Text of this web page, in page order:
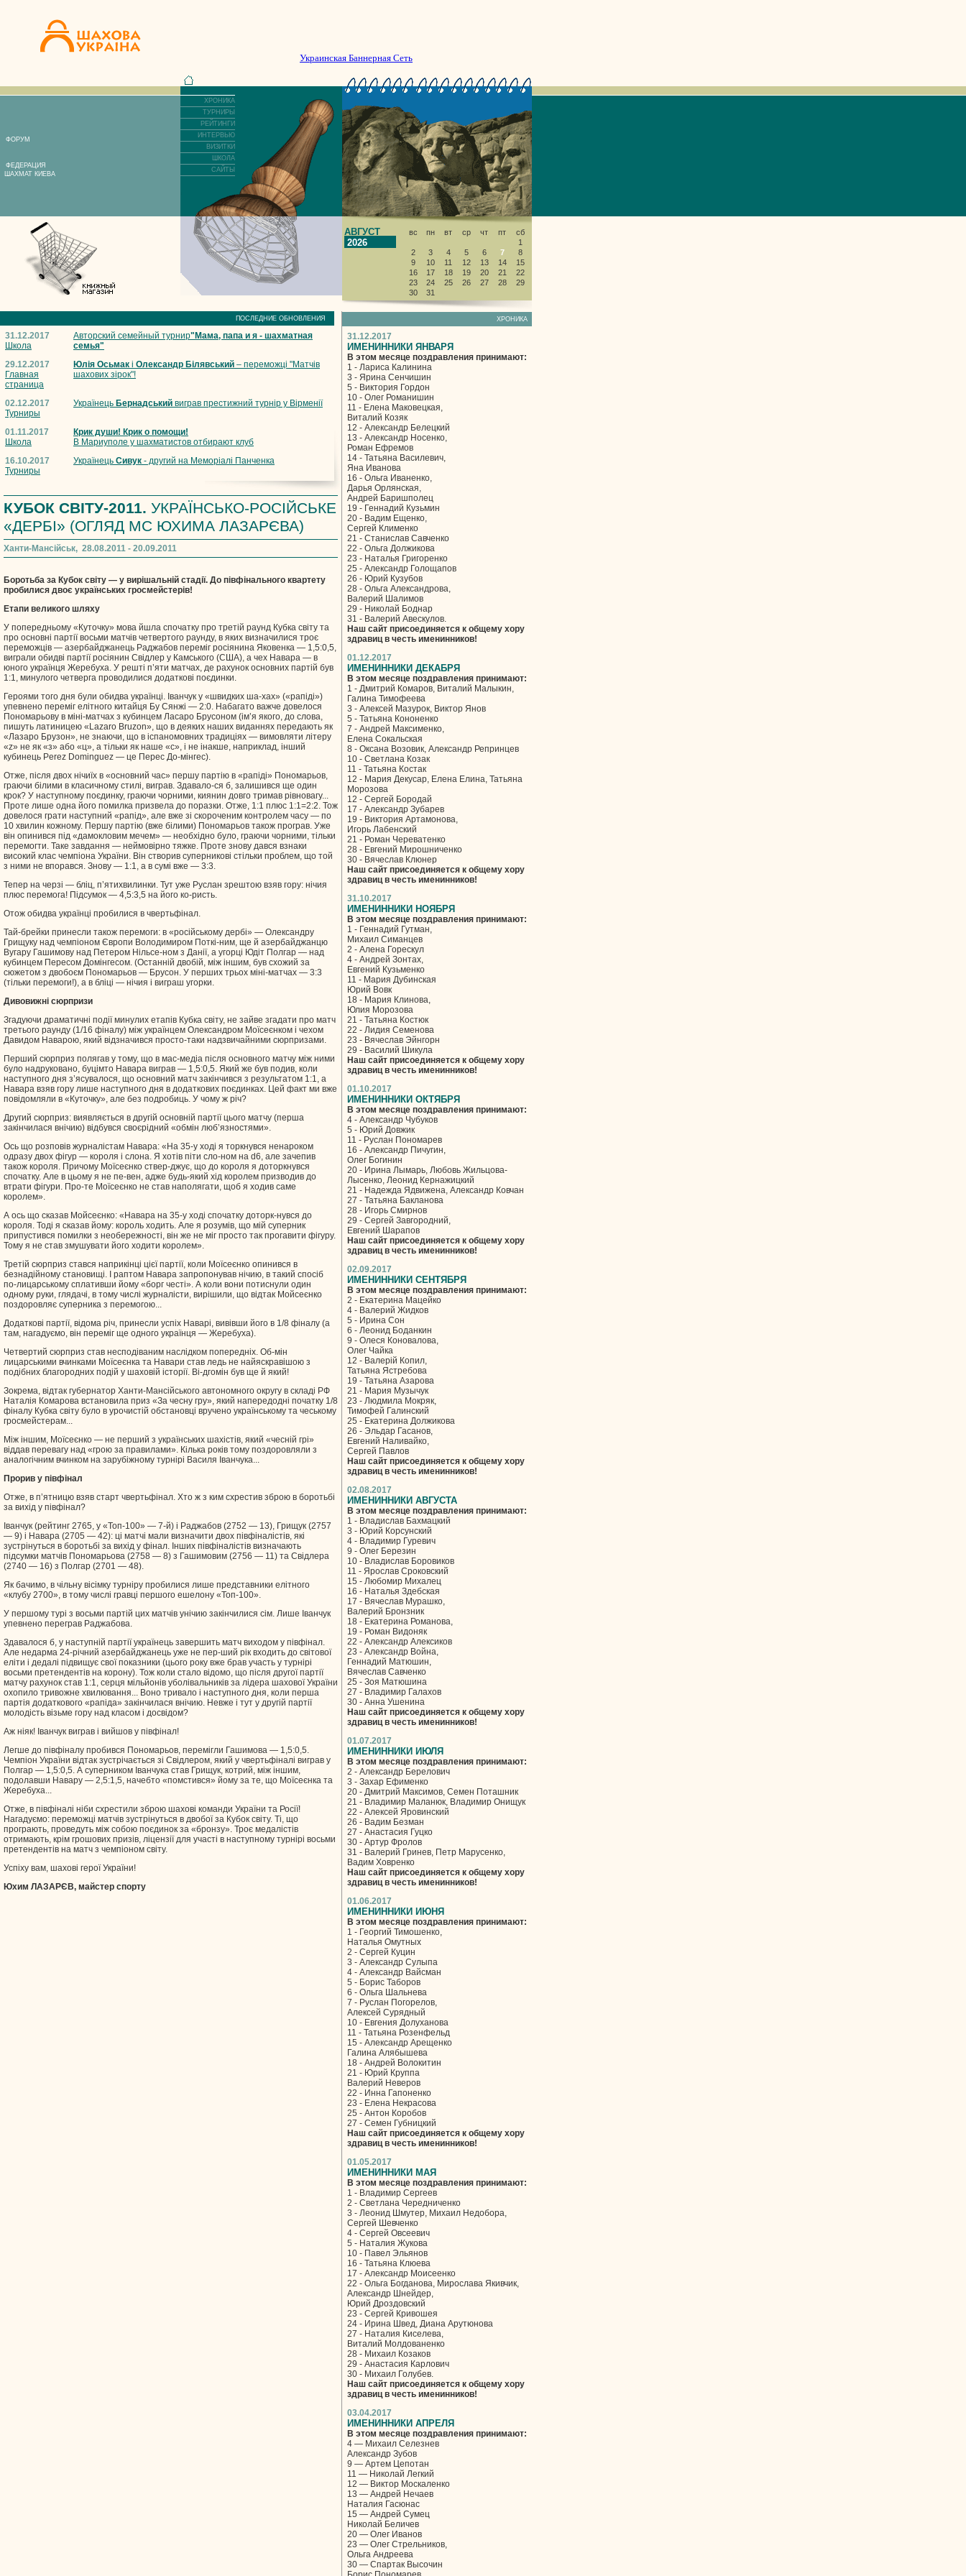
Украинская Баннерная Сеть
ФОРУМ
ФЕДЕРАЦИЯ
ШАХМАТ КИЕВА
ХРОНИКА
ТУРНИРЫ
РЕЙТИНГИ
ИНТЕРВЬЮ
ВИЗИТКИ
ШКОЛА
САЙТЫ
АВГУСТ
2026
вс пн вт ср чт пт
сб
1
2
3 4 5 6 7
8
9
10 11 12 13 14
15
16
17 18 19 20 21
22
23
24 25 26 27 28
29
30
31
ПОСЛЕДНИЕ ОБНОВЛЕНИЯ
31.12.2017
Школа
Авторский семейный турнир"Мама, папа и я - шахматная
семья"
29.12.2017
Главная
страница
Юлія Осьмак і Олександр Білявський – переможці "Матчів
шахових зірок"!
02.12.2017
Турниры
Українець Бернадський виграв престижний турнір у Вірменії
01.11.2017
Школа
Крик души! Крик о помощи!
В Мариуполе у шахматистов отбирают клуб
16.10.2017
Турниры
Українець Сивук - другий на Меморіалі Панченка
КУБОК СВІТУ-2011. УКРАЇНСЬКО-РОСІЙСЬКЕ
«ДЕРБІ» (ОГЛЯД МС ЮХИМА ЛАЗАРЄВА)
Ханти-Мансійськ, 28.08.2011 - 20.09.2011
Боротьба за Кубок світу — у вирішальній стадії. До півфінального квартету
пробилися двоє українських гросмейстерів!
Етапи великого шляху
У попередньому «Куточку» мова йшла спочатку про третій раунд Кубка світу та
про основні партії восьми матчів четвертого раунду, в яких визначилися троє
переможців — азербайджанець Раджабов переміг росіянина Яковенка — 1,5:0,5,
виграли обидві партії росіянин Свідлер у Камського (США), а чех Навара — в
юного українця Жеребуха. У решті п’яти матчах, де рахунок основних партій був
1:1, минулого четверга проводилися додаткові поєдинки.
Героями того дня були обидва українці. Іванчук у «швидких ша-хах» («рапіді»)
упевнено переміг елітного китайця Бу Сянжі — 2:0. Набагато важче довелося
Пономарьову в міні-матчах з кубинцем Ласаро Брусоном (ім’я якого, до слова,
пишуть латиницею «Lazaro Bruzon», що в деяких наших виданнях передають як
«Лазаро Брузон», не знаючи, що в іспаномовних традиціях — вимовляти літеру
«z» не як «з» або «ц», а тільки як наше «с», і не інакше, наприклад, інший
кубинець Perez Dominguez — це Перес До-мінгес).
Отже, після двох нічиїх в «основний час» першу партію в «рапіді» Пономарьов,
граючи білими в класичному стилі, виграв. Здавало-ся б, залишився ще один
крок? У наступному поєдинку, граючи чорними, киянин довго тримав рівновагу...
Проте лише одна його помилка призвела до поразки. Отже, 1:1 плюс 1:1=2:2. Тож
довелося грати наступний «рапід», але вже зі скороченим контролем часу — по
10 хвилин кожному. Першу партію (вже білими) Пономарьов також програв. Уже
він опинився під «дамокловим мечем» — необхідно було, граючи чорними, тільки
перемогти. Таке завдання — неймовірно тяжке. Проте знову дався взнаки
високий клас чемпіона України. Він створив суперникові стільки проблем, що той
з ними не впорався. Знову — 1:1, а в сумі вже — 3:3.
Тепер на черзі — бліц, п’ятихвилинки. Тут уже Руслан зрештою взяв гору: нічия
плюс перемога! Підсумок — 4,5:3,5 на його ко-ристь.
Отож обидва українці пробилися в чвертьфінал.
Тай-брейки принесли також перемоги: в «російському дербі» — Олександру
Грищуку над чемпіоном Європи Володимиром Поткі-ним, ще й азербайджанцю
Вугару Гашимову над Петером Нільсе-ном з Данії, а угорці Юдіт Полгар — над
кубинцем Пересом Домінгесом. (Останній двобій, між іншим, був схожий за
сюжетом з двобоєм Пономарьов — Брусон. У перших трьох міні-матчах — 3:3
(тільки перемоги!), а в бліці — нічия і виграш угорки.
Дивовижні сюрпризи
Згадуючи драматичні події минулих етапів Кубка світу, не зайве згадати про матч
третього раунду (1/16 фіналу) між українцем Олександром Моїсеєнком і чехом
Давидом Наварою, який відзначився просто-таки надзвичайними сюрпризами.
Перший сюрприз полягав у тому, що в мас-медіа після основного матчу між ними
було надруковано, буцімто Навара виграв — 1,5:0,5. Який же був подив, коли
наступного дня з’ясувалося, що основний матч закінчився з результатом 1:1, а
Навара взяв гору лише наступного дня в додаткових поєдинках. Цей факт ми вже
повідомляли в «Куточку», але без подробиць. У чому ж річ?
Другий сюрприз: виявляється в другій основній партії цього матчу (перша
закінчилася внічию) відбувся своєрідний «обмін люб’язностями».
Ось що розповів журналістам Навара: «На 35-у ході я торкнувся ненароком
одразу двох фігур — короля і слона. Я хотів піти сло-ном на d6, але зачепив
також короля. Причому Моїсеєнко ствер-джує, що до короля я доторкнувся
спочатку. Але в цьому я не пе-вен, адже будь-який хід королем призводив до
втрати фігури. Про-те Моїсеєнко не став наполягати, щоб я ходив саме
королем».
А ось що сказав Мойсеєнко: «Навара на 35-у ході спочатку доторк-нувся до
короля. Тоді я сказав йому: король ходить. Але я розумів, що мій суперник
припустився помилки з необережності, він же не міг просто так прогавити фігуру.
Тому я не став змушувати його ходити королем».
Третій сюрприз стався наприкінці цієї партії, коли Моїсеєнко опинився в
безнадійному становищі. І раптом Навара запропонував нічию, в такий спосіб
по-лицарському сплативши йому «борг честі». А коли вони потиснули один
одному руки, глядачі, в тому числі журналісти, вирішили, що відтак Мойсеєнко
поздоровляє суперника з перемогою...
Додаткові партії, відома річ, принесли успіх Наварі, вивівши його в 1/8 фіналу (а
там, нагадуємо, він переміг ще одного українця — Жеребуха).
Четвертий сюрприз став несподіваним наслідком попередніх. Об-мін
лицарськими вчинками Моїсеєнка та Навари став ледь не найяскравішою з
подібних благородних подій у шаховій історії. Ві-дгомін був ще й який!
Зокрема, відтак губернатор Ханти-Мансійського автономного округу в складі РФ
Наталія Комарова встановила приз «За чесну гру», який напередодні початку 1/8
фіналу Кубка світу було в урочистій обстановці вручено українському та чеському
гросмейстерам...
Між іншим, Моїсеєнко — не перший з українських шахістів, який «чесній грі»
віддав перевагу над «грою за правилами». Кілька років тому поздоровляли з
аналогічним вчинком на зарубіжному турнірі Василя Іванчука...
Прорив у півфінал
Отже, в п’ятницю взяв старт чвертьфінал. Хто ж з ким схрестив зброю в боротьбі
за вихід у півфінал?
Іванчук (рейтинг 2765, у «Топ-100» — 7-й) і Раджабов (2752 — 13), Грищук (2757
— 9) і Навара (2705 — 42): ці матчі мали визначити двох півфіналістів, які
зустрінуться в боротьбі за вихід у фінал. Інших півфіналістів визначають
підсумки матчів Пономарьова (2758 — 8) з Гашимовим (2756 — 11) та Свідлера
(2740 — 16) з Полгар (2701 — 48).
Як бачимо, в чільну вісімку турніру пробилися лише представники елітного
«клубу 2700», в тому числі гравці першого ешелону «Топ-100».
У першому турі з восьми партій цих матчів унічию закінчилися сім. Лише Іванчук
упевнено переграв Раджабова.
Здавалося б, у наступній партії українець завершить матч виходом у півфінал.
Але недарма 24-річний азербайджанець уже не пер-ший рік входить до світової
еліти і дедалі підвищує свої показники (цього року вже брав участь у турнірі
восьми претендентів на корону). Тож коли стало відомо, що після другої партії
матчу рахунок став 1:1, серця мільйонів уболівальників за лідера шахової України
охопило тривожне хвилювання... Воно тривало і наступного дня, коли перша
партія додаткового «рапіда» закінчилася внічию. Невже і тут у другій партії
молодість візьме гору над класом і досвідом?
Аж ніяк! Іванчук виграв і вийшов у півфінал!
Легше до півфіналу пробився Пономарьов, перемігли Гашимова — 1,5:0,5.
Чемпіон України відтак зустрічається зі Свідлером, який у чвертьфіналі виграв у
Полгар — 1,5:0,5. А суперником Іванчука став Грищук, котрий, між іншим,
подолавши Навару — 2,5:1,5, начебто «помстився» йому за те, що Моїсеєнка та
Жеребуха...
Отже, в півфіналі ніби схрестили зброю шахові команди України та Росії!
Нагадуємо: переможці матчів зустрінуться в двобої за Кубок світу. Ті, що
програють, проведуть між собою поєдинок за «бронзу». Троє медалістів
отримають, крім грошових призів, ліцензії для участі в наступному турнірі восьми
претендентів на матч з чемпіоном світу.
Успіху вам, шахові герої України!
Юхим ЛАЗАРЄВ, майстер спорту
ХРОНИКА
31.12.2017
ИМЕНИННИКИ ЯНВАРЯ
В этом месяце поздравления принимают:
1 - Лариса Калинина
3 - Ярина Сенчишин
5 - Виктория Гордон
10 - Олег Романишин
11 - Елена Маковецкая,
Виталий Козяк
12 - Александр Белецкий
13 - Александр Носенко,
Роман Ефремов
14 - Татьяна Василевич,
Яна Иванова
16 - Ольга Иваненко,
Дарья Орлянская,
Андрей Баришполец
19 - Геннадий Кузьмин
20 - Вадим Ещенко,
Сергей Клименко
21 - Станислав Савченко
22 - Ольга Должикова
23 - Наталья Григоренко
25 - Александр Голощапов
26 - Юрий Кузубов
28 - Ольга Александрова,
Валерий Шалимов
29 - Николай Боднар
31 - Валерий Авескулов.
Наш сайт присоединяется к общему хору
здравиц в честь именинников!
01.12.2017
ИМЕНИННИКИ ДЕКАБРЯ
В этом месяце поздравления принимают:
1 - Дмитрий Комаров, Виталий Малыкин,
Галина Тимофеева
3 - Алексей Мазурок, Виктор Янов
5 - Татьяна Кононенко
7 - Андрей Максименко,
Елена Сокальская
8 - Оксана Возовик, Александр Репринцев
10 - Светлана Козак
11 - Татьяна Костак
12 - Мария Декусар, Елена Елина, Татьяна
Морозова
12 - Сергей Бородай
17 - Александр Зубарев
19 - Виктория Артамонова,
Игорь Лабенский
21 - Роман Череватенко
28 - Евгений Мирошниченко
30 - Вячеслав Клюнер
Наш сайт присоединяется к общему хору
здравиц в честь именинников!
31.10.2017
ИМЕНИННИКИ НОЯБРЯ
В этом месяце поздравления принимают:
1 - Геннадий Гутман,
Михаил Симанцев
2 - Алена Горескул
4 - Андрей Зонтах,
Евгений Кузьменко
11 - Мария Дубинская
Юрий Вовк
18 - Мария Клинова,
Юлия Морозова
21 - Татьяна Костюк
22 - Лидия Семенова
23 - Вячеслав Эйнгорн
29 - Василий Шикула
Наш сайт присоединяется к общему хору
здравиц в честь именинников!
01.10.2017
ИМЕНИННИКИ ОКТЯБРЯ
В этом месяце поздравления принимают:
4 - Александр Чубуков
5 - Юрий Довжик
11 - Руслан Пономарев
16 - Александр Пичугин,
Олег Богинин
20 - Ирина Лымарь, Любовь Жильцова-
Лысенко, Леонид Кернажицкий
21 - Надежда Ядвижена, Александр Ковчан
27 - Татьяна Бакланова
28 - Игорь Смирнов
29 - Сергей Завгородний,
Евгений Шарапов
Наш сайт присоединяется к общему хору
здравиц в честь именинников!
02.09.2017
ИМЕНИННИКИ СЕНТЯБРЯ
В этом месяце поздравления принимают:
2 - Екатерина Мацейко
4 - Валерий Жидков
5 - Ирина Сон
6 - Леонид Боданкин
9 - Олеся Коновалова,
Олег Чайка
12 - Валерій Копил,
Татьяна Ястребова
19 - Татьяна Азарова
21 - Мария Музычук
23 - Людмила Мокряк,
Тимофей Галинский
25 - Екатерина Должикова
26 - Эльдар Гасанов,
Евгений Наливайко,
Сергей Павлов
Наш сайт присоединяется к общему хору
здравиц в честь именинников!
02.08.2017
ИМЕНИННИКИ АВГУСТА
В этом месяце поздравления принимают:
1 - Владислав Бахмацкий
3 - Юрий Корсунский
4 - Владимир Гуревич
9 - Олег Березин
10 - Владислав Боровиков
11 - Ярослав Сроковский
15 - Любомир Михалец
16 - Наталья Здебская
17 - Вячеслав Мурашко,
Валерий Бронзник
18 - Екатерина Романова,
19 - Роман Видоняк
22 - Александр Алексиков
23 - Александр Война,
Геннадий Матюшин,
Вячеслав Савченко
25 - Зоя Матюшина
27 - Владимир Галахов
30 - Анна Ушенина
Наш сайт присоединяется к общему хору
здравиц в честь именинников!
01.07.2017
ИМЕНИННИКИ ИЮЛЯ
В этом месяце поздравления принимают:
2 - Александр Берелович
3 - Захар Ефименко
20 - Дмитрий Максимов, Семен Поташник
21 - Владимир Маланюк, Владимир Онищук
22 - Алексей Яровинский
26 - Вадим Безман
27 - Анастасия Гуцко
30 - Артур Фролов
31 - Валерий Гринев, Петр Марусенко,
Вадим Ховренко
Наш сайт присоединяется к общему хору
здравиц в честь именинников!
01.06.2017
ИМЕНИННИКИ ИЮНЯ
В этом месяце поздравления принимают:
1 - Георгий Тимошенко,
Наталья Омутных
2 - Сергей Куцин
3 - Александр Сулыпа
4 - Александр Вайсман
5 - Борис Таборов
6 - Ольга Шальнева
7 - Руслан Погорелов,
Алексей Сурядный
10 - Евгения Долуханова
11 - Татьяна Розенфельд
15 - Александр Арещенко
Галина Алябышева
18 - Андрей Волокитин
21 - Юрий Круппа
Валерий Неверов
22 - Инна Гапоненко
23 - Елена Некрасова
25 - Антон Коробов
27 - Семен Губницкий
Наш сайт присоединяется к общему хору
здравиц в честь именинников!
01.05.2017
ИМЕНИННИКИ МАЯ
В этом месяце поздравления принимают:
1 - Владимир Сергеев
2 - Светлана Чередниченко
3 - Леонид Шмутер, Михаил Недобора,
Сергей Шевченко
4 - Сергей Овсеевич
5 - Наталия Жукова
10 - Павел Эльянов
16 - Татьяна Клюева
17 - Александр Моисеенко
22 - Ольга Богданова, Мирослава Якивчик,
Александр Шнейдер,
Юрий Дроздовский
23 - Сергей Кривошея
24 - Ирина Швед, Диана Арутюнова
27 - Наталия Киселева,
Виталий Молдованенко
28 - Михаил Козаков
29 - Анастасия Карлович
30 - Михаил Голубев.
Наш сайт присоединяется к общему хору
здравиц в честь именинников!
03.04.2017
ИМЕНИННИКИ АПРЕЛЯ
В этом месяце поздравления принимают:
4 — Михаил Селезнев
Александр Зубов
9 — Артем Цепотан
11 — Николай Легкий
12 — Виктор Москаленко
13 — Андрей Нечаев
Наталия Гасюнас
15 — Андрей Сумец
Николай Беличев
20 — Олег Иванов
23 — Олег Стрельников,
Ольга Андреева
30 — Спартак Высочин